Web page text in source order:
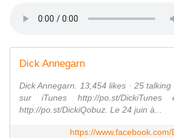
Dick Annegarn
Dick Annegarn. 13,454 likes · 25
sur iTunes http://po.st/
http://po.st/DickiQobuz. Le 24 juin à...
https://